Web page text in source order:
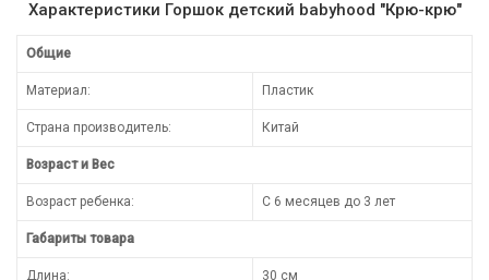
Характеристики Горшок детский babyhood "Крю-крю"
Общие
Материал: Пластик
Страна производитель: Китай
Возраст и Вес
Возраст ребенка: С 6 месяцев до 3 лет
Габариты товара
Длина: 30 см